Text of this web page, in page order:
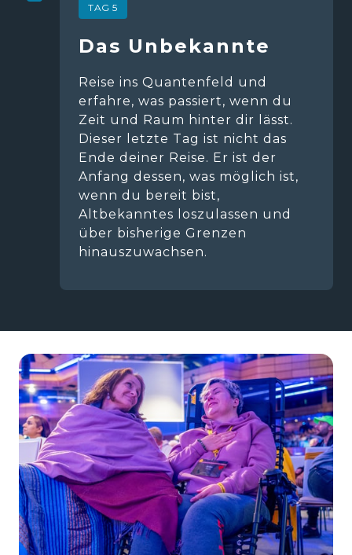
TAG 5
Das Unbekannte
Reise ins Quantenfeld und
erfahre, was passiert, wenn du
Zeit und Raum hinter dir lässt.
Dieser letzte Tag ist nicht das
Ende deiner Reise. Er ist der
Anfang dessen, was möglich ist,
wenn du bereit bist,
Altbekanntes loszulassen und
über bisherige Grenzen
hinauszuwachsen.